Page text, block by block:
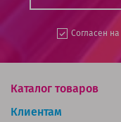
Согласен на
Каталог товаров
Клиентам